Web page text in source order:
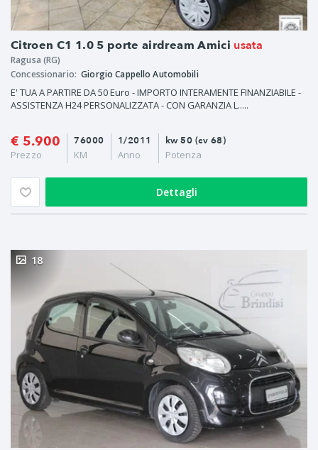
Citroen C1 1.0 5 porte airdream Amici usata
Ragusa (RG)
Concessionario: Giorgio Cappello Automobili
E' TUA A PARTIRE DA 50 Euro - IMPORTO INTERAMENTE FINANZIABILE -
ASSISTENZA H24 PERSONALIZZATA - CON GARANZIA L.....
€ 5.900
Prezzo
1/2011
Anno
76000
KM
kw 50 (cv 68)
Potenza
Dettagli
18